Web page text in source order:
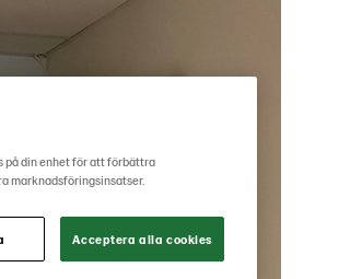
på din enhet för att förbättra
marknadsföringsinsatser.
Acceptera alla cookies